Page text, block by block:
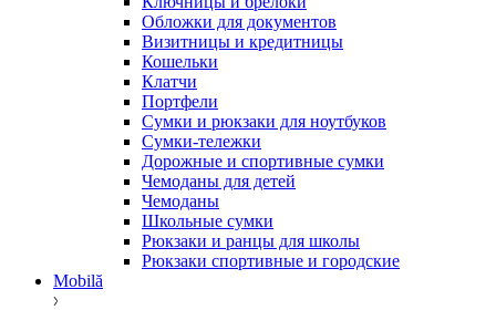
Обложки для документов
Визитницы и кредитницы
Кошельки
Клатчи
Портфели
Сумки и рюкзаки для ноутбуков
Сумки-тележки
Дорожные и спортивные сумки
Чемоданы для детей
Чемоданы
Школьные сумки
Рюкзаки и ранцы для школы
Рюкзаки спортивные и городские
Mobilă